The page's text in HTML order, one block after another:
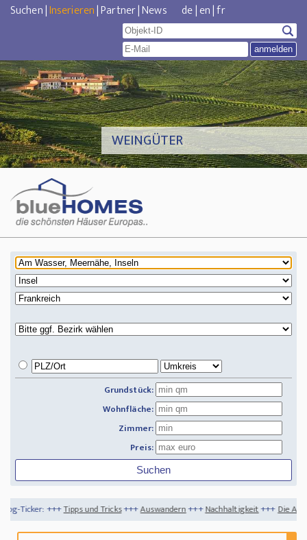
Suchen|Inserieren|Partner|News de|en|fr
WEINGÜTER
Grundstück:
Wohnfläche:
Zimmer:
Preis:
und Tricks+++Auswandern+++Nachhaltigkeit+++Die Auswirkung des Brexit